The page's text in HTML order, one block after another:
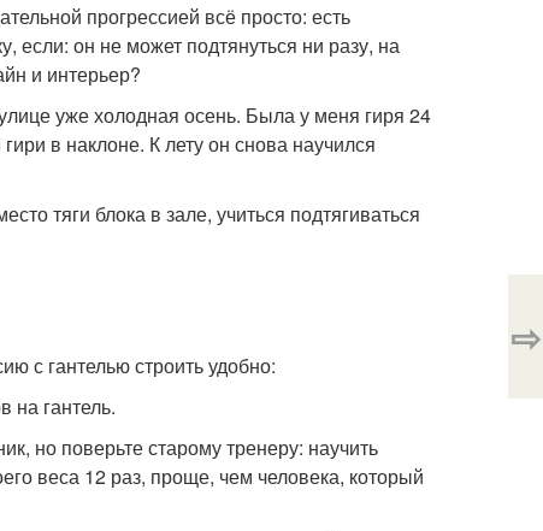
прогрессией всё просто: есть
если: он не может подтянуться ни разу, на
и интерьер?
уже холодная осень. Была у меня гиря 24
в наклоне. К лету он снова научился
тяги блока в зале, учиться подтягиваться
с гантелью строить удобно:
на гантель.
но поверьте старому тренеру: научить
веса 12 раз, проще, чем человека, который
⇨